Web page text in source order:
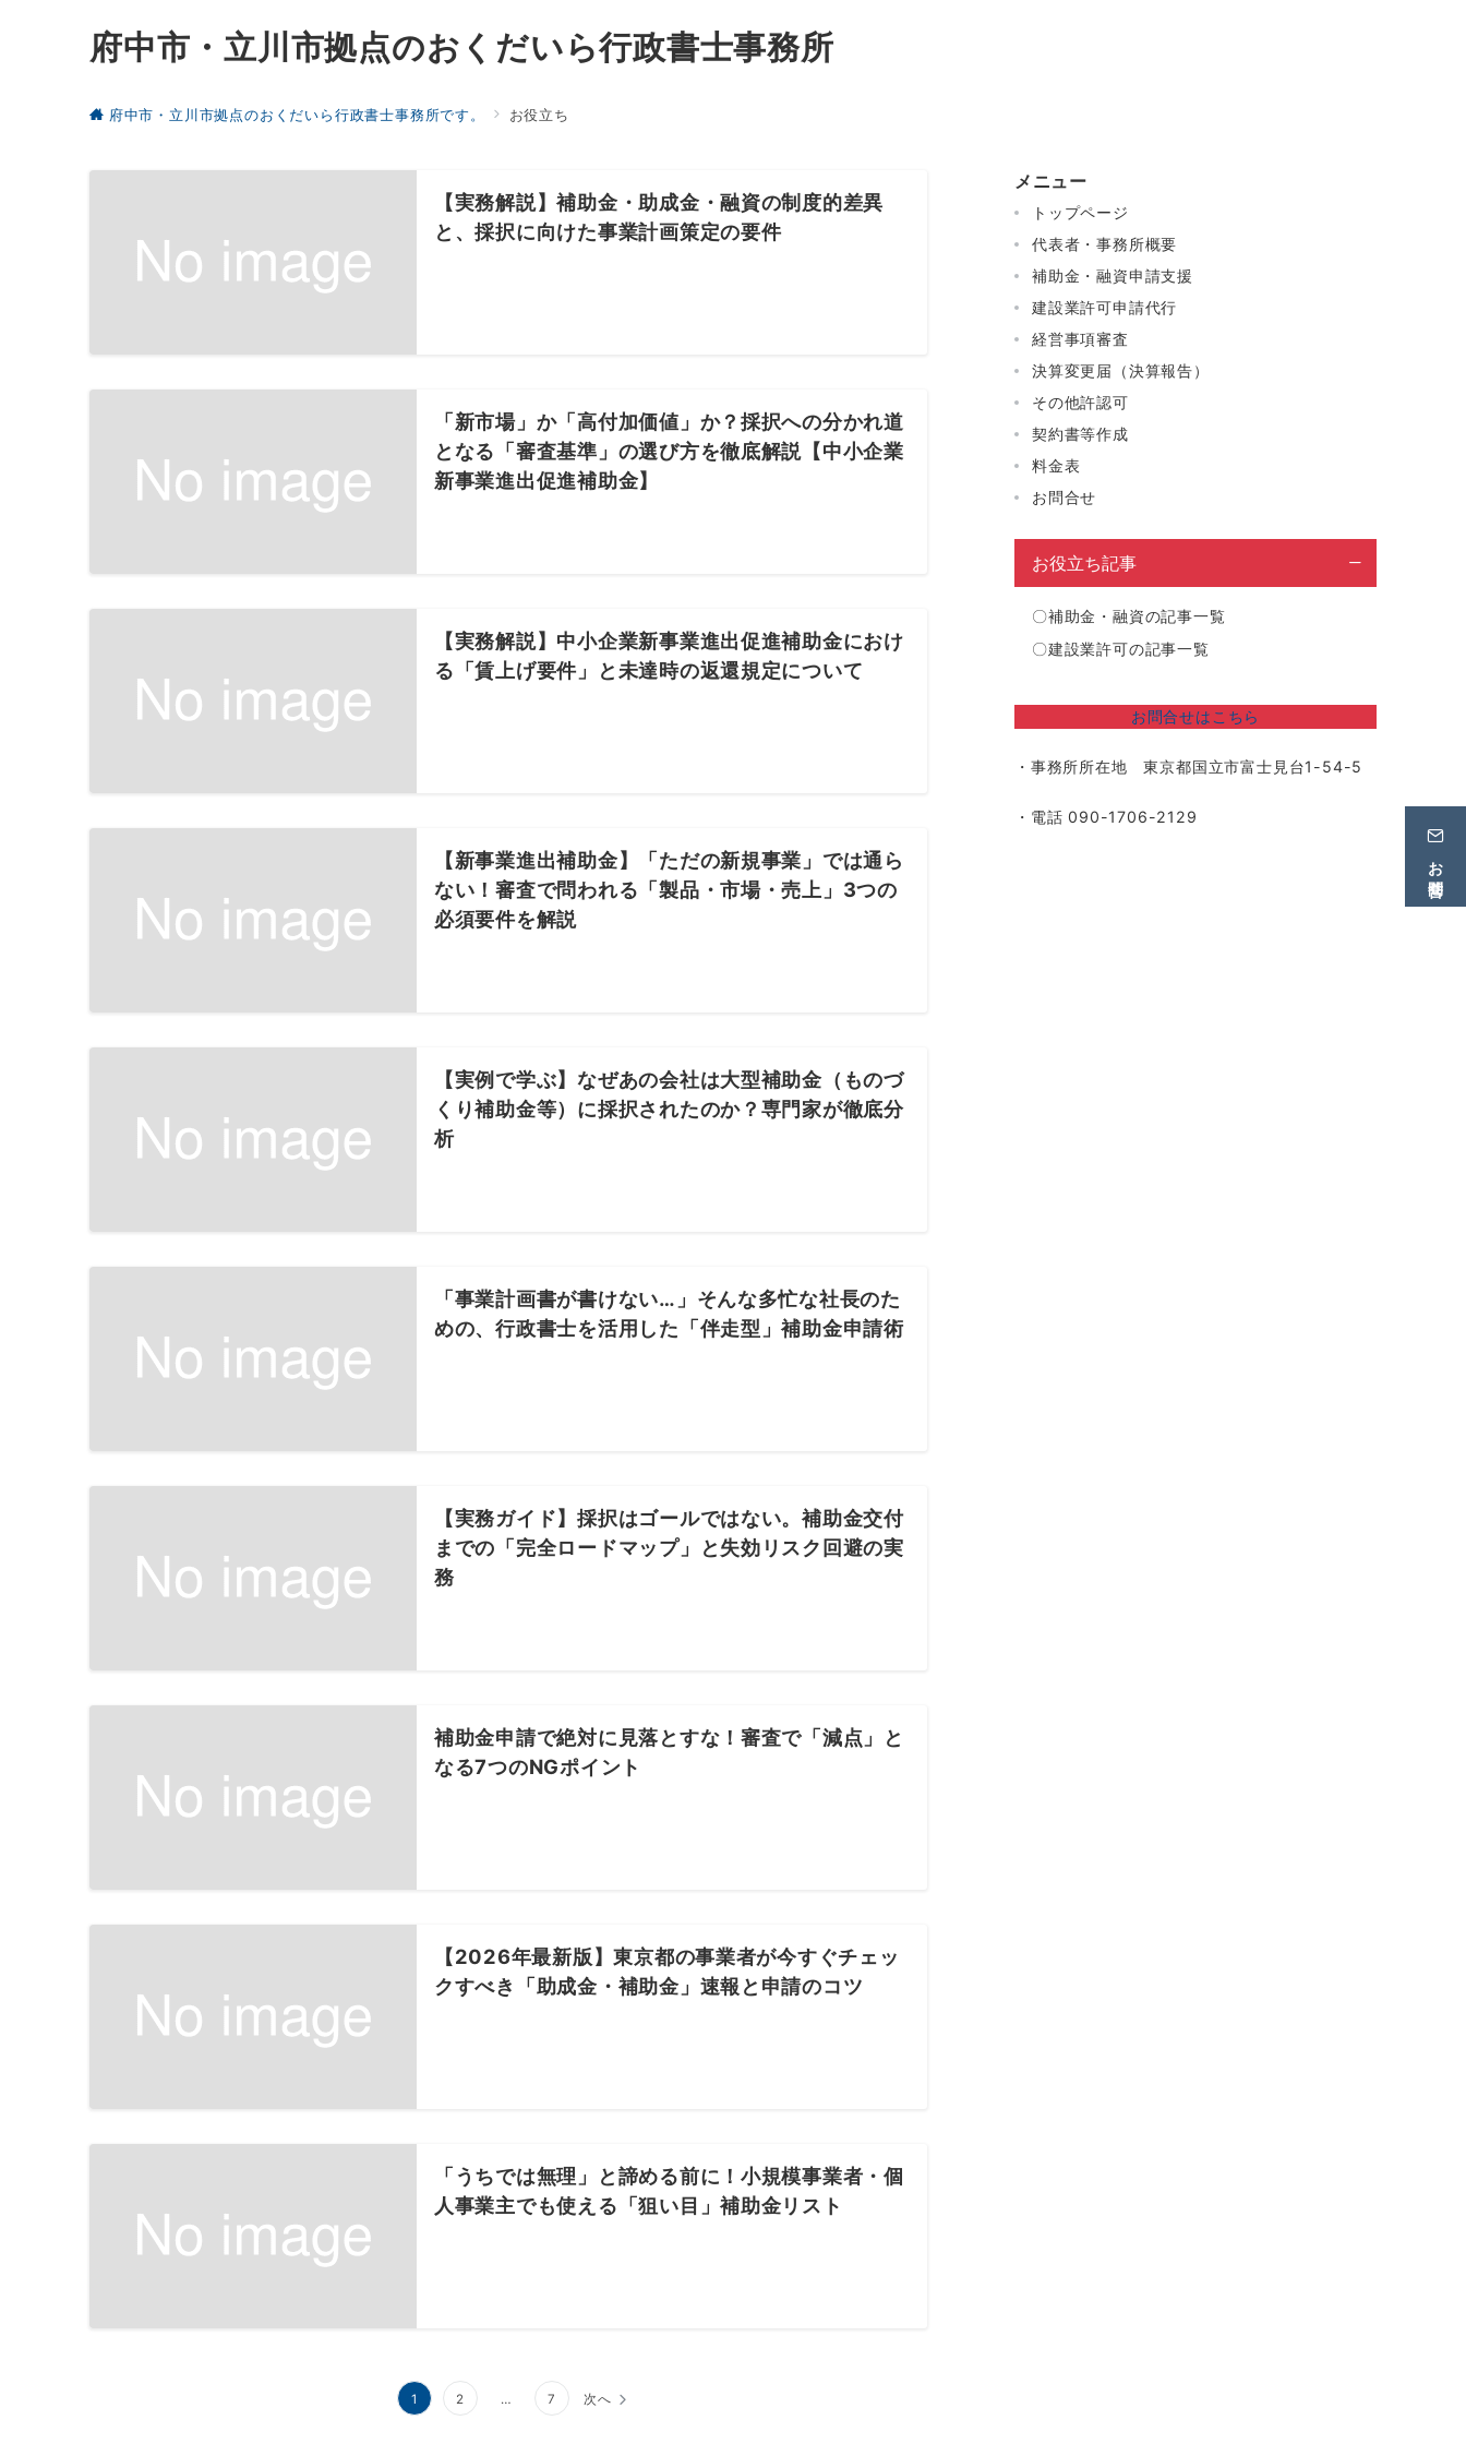
府中市・立川市拠点のおくだいら行政書士事務所
府中市・立川市拠点のおくだいら行政書士事務所です。 お役立ち
【実務解説】補助金・助成金・融資の制度的差異
と、採択に向けた事業計画策定の要件
「新市場」か「高付加価値」か？採択への分かれ道
となる「審査基準」の選び方を徹底解説【中小企業
新事業進出促進補助金】
【実務解説】中小企業新事業進出促進補助金におけ
る「賃上げ要件」と未達時の返還規定について
【新事業進出補助金】「ただの新規事業」では通ら
ない！審査で問われる「製品・市場・売上」3つの
必須要件を解説
【実例で学ぶ】なぜあの会社は大型補助金（ものづ
くり補助金等）に採択されたのか？専門家が徹底分
析
「事業計画書が書けない…」そんな多忙な社長のた
めの、行政書士を活用した「伴走型」補助金申請術
【実務ガイド】採択はゴールではない。補助金交付
までの「完全ロードマップ」と失効リスク回避の実
務
補助金申請で絶対に見落とすな！審査で「減点」と
なる7つのNGポイント
【2026年最新版】東京都の事業者が今すぐチェッ
クすべき「助成金・補助金」速報と申請のコツ
「うちでは無理」と諦める前に！小規模事業者・個
人事業主でも使える「狙い目」補助金リスト
1 2 … 7 次へ
メニュー
トップページ
代表者・事務所概要
補助金・融資申請支援
建設業許可申請代行
経営事項審査
決算変更届（決算報告）
その他許認可
契約書等作成
料金表
お問合せ
お役立ち記事
〇補助金・融資の記事一覧
〇建設業許可の記事一覧
お問合せはこちら
・事務所所在地 東京都国立市富士見台1-54-5
・電話 090-1706-2129
お問合せ